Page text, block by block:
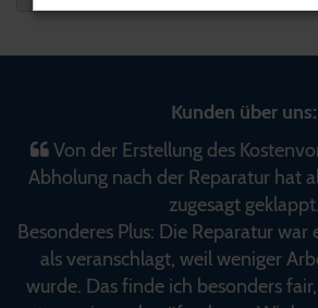
Kunden über uns:
Von der Erstellung des
Abholung nach der Reparatur hat
zugesagt geklappt.
Besonderes Plus: Die Reparatur war
als veranschlagt, weil weniger
wurde. Das finde ich besonders